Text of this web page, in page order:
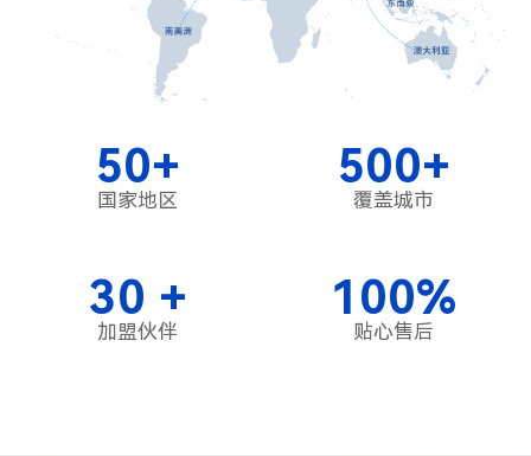
50+
国家地区
500+
覆盖城市
30 +
加盟伙伴
100%
贴心售后